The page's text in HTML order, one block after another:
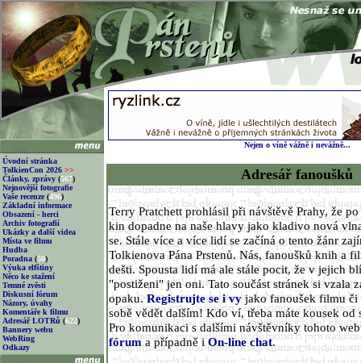
Úvodní stránka
TolkienCon 2026 >>
Články, zprávy (567)
Nejnovější fotografie
Vaše recenze (496)
Základní informace
Obsazení - herci
Archiv fotografií
Ukázky a další videa
Místa ve filmu
Hudba
Poradna (50)
Výuka elfštiny
Něco ke stažení
Temné zvěsti
Diskusní fórum
Názory, úvahy
Komentáře k filmu
Adresář LOTRů (622)
Bannery webu
WebRing
Odkazy
Nejen o víně vážně i nevážně...
Adresář fanoušků
Terry Pratchett prohlásil při návštěvě Prahy, že
kin dopadne na naše hlavy jako kladivo nová
se. Stále více a více lidí se začíná o tento žánr
Tolkienova Pána Prstenů. Nás, fanoušků knih a
dešti. Spousta lidí má ale stále pocit, že v jejich
"postiženi" jen oni. Tato součást stránek si vzala
opaku.Registrujte se i vyjako fanoušek filmu či
sobě vědět dalším! Kdo ví, třeba máte kousek od
Pro komunikaci s dalšími návštěvníky tohoto
fóruma případně iOn-line chat.